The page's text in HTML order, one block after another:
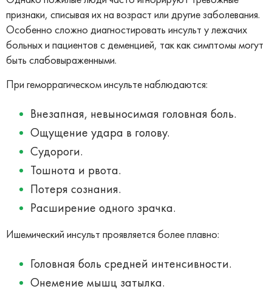
признаки, списывая их на возраст или другие заболевания.
Особенно сложно диагностировать инсульт у лежачих
больных и пациентов с деменцией, так как симптомы могут
быть слабовыраженными.
При геморрагическом инсульте наблюдаются:
Внезапная, невыносимая головная боль.
Ощущение удара в голову.
Судороги.
Тошнота и рвота.
Потеря сознания.
Расширение одного зрачка.
Ишемический инсульт проявляется более плавно:
Головная боль средней интенсивности.
Онемение мышц затылка.